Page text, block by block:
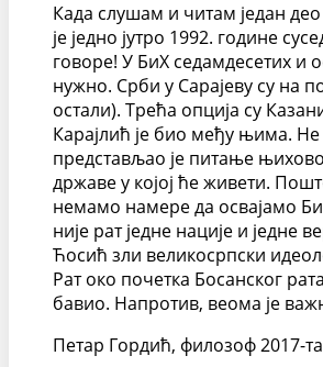
Када слушам и читам један
је једно јутро 1992. године
говоре! У БиХ седамдесетих и
нужно. Срби у Сарајеву су на
остали). Трећа опција су
Карајлић је био међу њима. Не
представљао је питање
државе у којој ће живети.
немамо намере да освајамо
није рат једне нације и једне
Ћосић зли великосрпски
Рат око почетка Босанског
бавио. Напротив, веома је
Петар Гордић, филозоф 2017-та